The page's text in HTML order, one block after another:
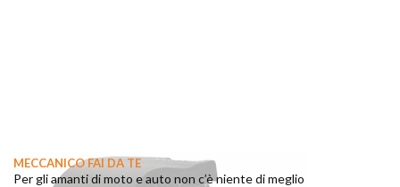
MECCANICO FAI DA TE
Per gli amanti di moto e auto non c’è niente di meglio